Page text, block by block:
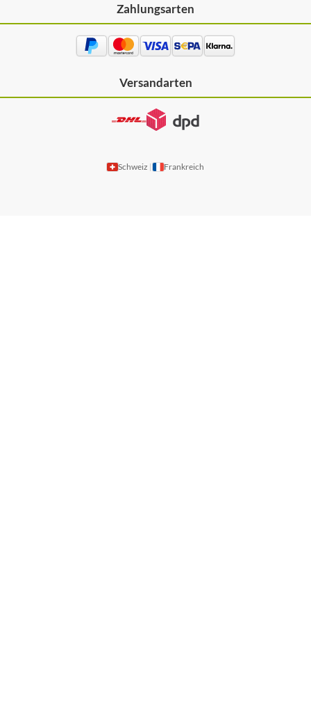
Zahlungsarten
Versandarten
Schweiz Frankreich